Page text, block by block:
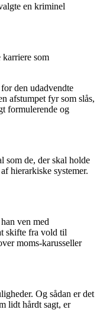
en kriminel
som
den udadvendte
afstumpet fyr som slås,
formulerende og
som de, der skal holde
hierarkiske systemer.
ven med
skifte fra vold til
moms-karusseller
Og sådan er det
lidt hårdt sagt, er